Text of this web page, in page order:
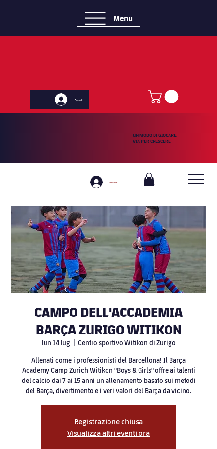
Accedi
UN MODO DI GIOCARE.
VIA PER CRESCERE.
Accedi
Menu
CAMPO DELL'ACCADEMIA
BARÇA ZURIGO WITIKON
lun 14 lug
  |
Centro sportivo Witikon di Zurigo
Allenati come i professionisti del Barcellona! Il Barça
Academy Camp Zurich Witikon "Boys & Girls" offre ai talenti
del calcio dai 7 ai 15 anni un allenamento basato sui metodi
del Barça, divertimento e i veri valori del Barça da vicino.
Registrazione chiusa
Visualizza altri eventi ora